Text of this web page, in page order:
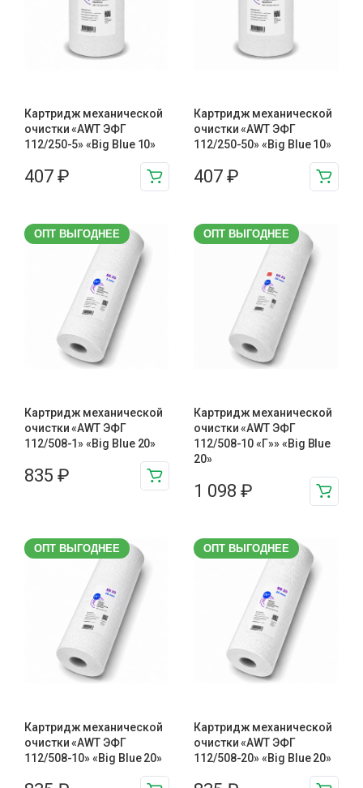
Картридж механической
очистки «AWT ЭФГ
112/250-5» «Big Blue 10»
407 ₽
Картридж механической
очистки «AWT ЭФГ
112/250-50» «Big Blue 10»
407 ₽
ОПТ ВЫГОДНЕЕ
Картридж механической
очистки «AWT ЭФГ
112/508-1» «Big Blue 20»
835 ₽
ОПТ ВЫГОДНЕЕ
Картридж механической
очистки «AWT ЭФГ
112/508-10 «Г»» «Big Blue
20»
1 098 ₽
ОПТ ВЫГОДНЕЕ
Картридж механической
очистки «AWT ЭФГ
112/508-10» «Big Blue 20»
ОПТ ВЫГОДНЕЕ
Картридж механической
очистки «AWT ЭФГ
112/508-20» «Big Blue 20»